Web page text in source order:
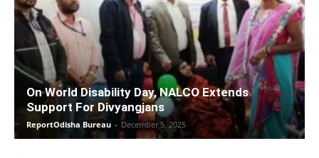
On World Disability Day, NALCO Extends
Support For Divyangjans
ReportOdisha Bureau - December 5, 2025